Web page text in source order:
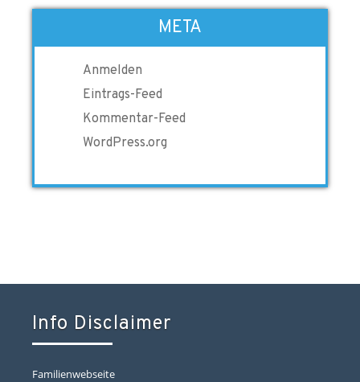
META
Anmelden
Eintrags-Feed
Kommentar-Feed
WordPress.org
Info Disclaimer
Familienwebseite